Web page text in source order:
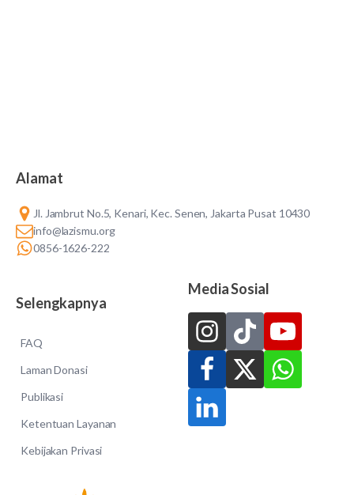
Alamat
Jl. Jambrut No.5, Kenari, Kec. Senen, Jakarta Pusat 10430
info@lazismu.org
0856-1626-222
Selengkapnya
FAQ
Laman Donasi
Publikasi
Ketentuan Layanan
Kebijakan Privasi
Media Sosial